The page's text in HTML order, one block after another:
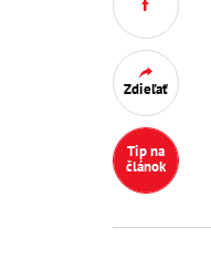
Zdieľať
Tip na
článok